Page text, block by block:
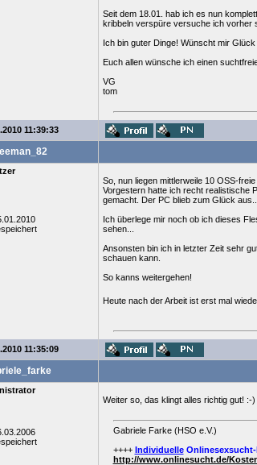
Seit dem 18.01. hab ich es nun
kribbeln verspüre versuche ich vorher
Ich bin guter Dinge! Wünscht mir
Euch allen wünsche ich einen
VG
tom
11:39:33
So, nun liegen mittlerweile 10 OSS-
Vorgestern hatte ich recht realistische
gemacht. Der PC blieb zum Glück aus...
Ich überlege mir noch ob ich dieses
sehen...
Ansonsten bin ich in letzter Zeit sehr
schauen kann.
So kanns weitergehen!
Heute nach der Arbeit ist erst mal
11:35:09
Weiter so, das klingt alles richtig gut! :-)
Gabriele Farke (HSO e.V.)
++++ Individuelle
http://www.onlinesucht.de/